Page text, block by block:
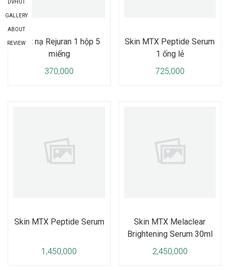
Mặt nạ Rejuran 1 hộp 5
miếng
370,000
Skin MTX Peptide Serum
1 ống lẻ
725,000
Skin MTX Peptide Serum
1,450,000
Skin MTX Melaclear
Brightening Serum 30ml
2,450,000
DVHOT
GALLERY
ABOUT
REVIEW